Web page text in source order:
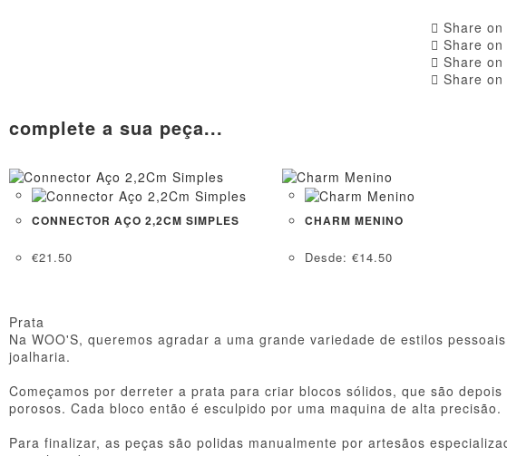
Share on
Share
Share
Share
complete a sua peça...
CONNECTOR AÇO 2,2CM SIMPLES
€21.50
CHARM MENINO
Desde: €14.50
Prata
Na WOO'S, queremos agradar a uma grande variedade de estilos
joalharia.
Começamos por derreter a prata para criar blocos sólidos, que são
porosos. Cada bloco então é esculpido por uma maquina de alta precisão.
Para finalizar, as peças são polidas manualmente por artesãos